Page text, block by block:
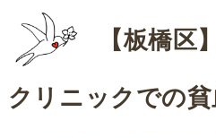
【板橋区】
クリニックでの